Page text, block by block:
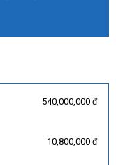
540,000,000 đ
10,800,000 đ